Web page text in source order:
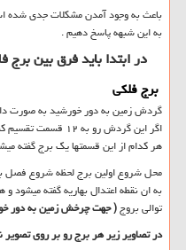
باعث به وجود آمدن مشکلات جدی شده
به این شبهه پاسخ دهیم .
در ابتدا باید فرق بین
برج فلکی
هر کدام از این قسمتها یک برج گفته
محل شروع اولین برج لحظه شروع فصل
به ان نقطه اعتدال بهاریه گفته میشود
توالی بروج( جهت چرخش زمین به دور
در تصاویر زیر هر برج رو بر روی